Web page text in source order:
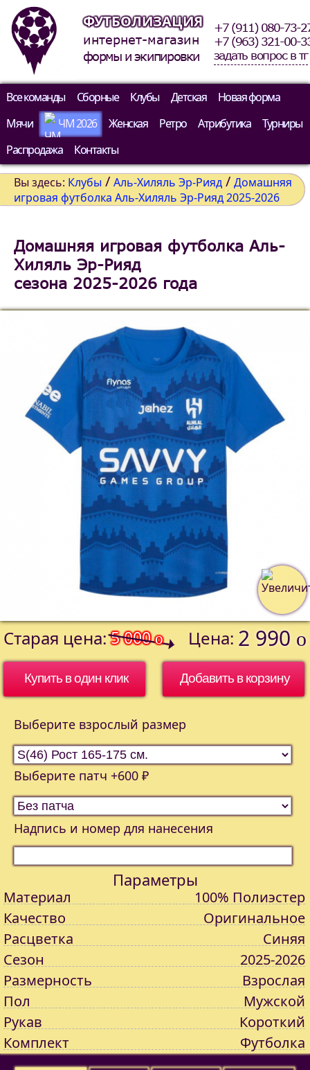
ФУТБОЛИЗАЦИЯ
интернет-магазин
формы и экипировки
+7 (911) 080-73-
+7 (963) 321-00-
задать вопрос в тг
Все команды Сборные Клубы Детская
Новая форма
Мячи
ЧМ 2026 Женская Ретро Атрибутика
Турниры
Распродажа
Контакты
Вы здесь: Клубы / Аль-Хиляль Эр-Рияд / Домашняя
игровая футболка Аль-Хиляль Эр-Рияд 2025-2026
Домашняя игровая футболка Аль-
Хиляль Эр-Рияд
сезона 2025-2026 года
Старая цена: 5 000o Цена: 2 990 o
Купить в один клик
Выберите взрослый размер
Выберите патч +600 ₽
Надпись и номер для нанесения
Параметры
Материал
100% Полиэстер
Качество
Оригинальное
Расцветка
Синяя
Сезон
2025-2026
Размерность
Взрослая
Пол
Мужской
Рукав
Короткий
Комплект
Футболка